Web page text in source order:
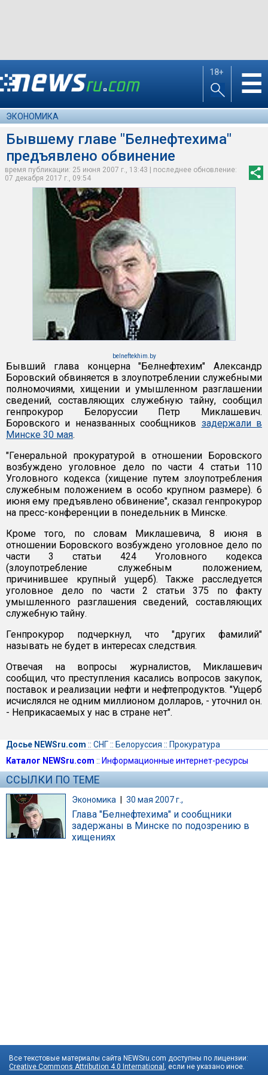
18+ ☰
ЭКОНОМИКА
Бывшему главе "Белнефтехима"
предъявлено обвинение
время публикации: 25 июня 2007 г., 13:43 | последнее обновление:
07 декабря 2017 г., 09:54
belneftekhim.by
Бывший глава концерна "Белнефтехим" Александр
Боровский обвиняется в злоупотреблении служебными
полномочиями, хищении и умышленном разглашении
сведений, составляющих служебную тайну, сообщил
генпрокурор Белоруссии Петр Миклашевич.
Боровского и неназванных сообщников задержали в
Минске 30 мая.
"Генеральной прокуратурой в отношении Боровского
возбуждено уголовное дело по части 4 статьи 110
Уголовного кодекса (хищение путем злоупотребления
служебным положением в особо крупном размере). 6
июня ему предъявлено обвинение", сказал генпрокурор
на пресс-конференции в понедельник в Минске.
Кроме того, по словам Миклашевича, 8 июня в
отношении Боровского возбуждено уголовное дело по
части 3 статьи 424 Уголовного кодекса
(злоупотребление служебным положением,
причинившее крупный ущерб). Также расследуется
уголовное дело по части 2 статьи 375 по факту
умышленного разглашения сведений, составляющих
служебную тайну.
Генпрокурор подчеркнул, что "других фамилий"
называть не будет в интересах следствия.
Отвечая на вопросы журналистов, Миклашевич
сообщил, что преступления касались вопросов закупок,
поставок и реализации нефти и нефтепродуктов. "Ущерб
исчислялся не одним миллионом долларов, - уточнил он.
- Неприкасаемых у нас в стране нет".
Досье NEWSru.com :: СНГ:: Белоруссия :: Прокуратура
Каталог NEWSru.com :: Информационные интернет-ресурсы
ССЫЛКИ ПО ТЕМЕ
Экономика | 30 мая 2007 г.,
Глава "Белнефтехима" и сообщники
задержаны в Минске по подозрению в
хищениях
Все текстовые материалы сайта NEWSru.com доступны по лицензии:
Creative Commons Attribution 4.0 International
, если не указано иное.